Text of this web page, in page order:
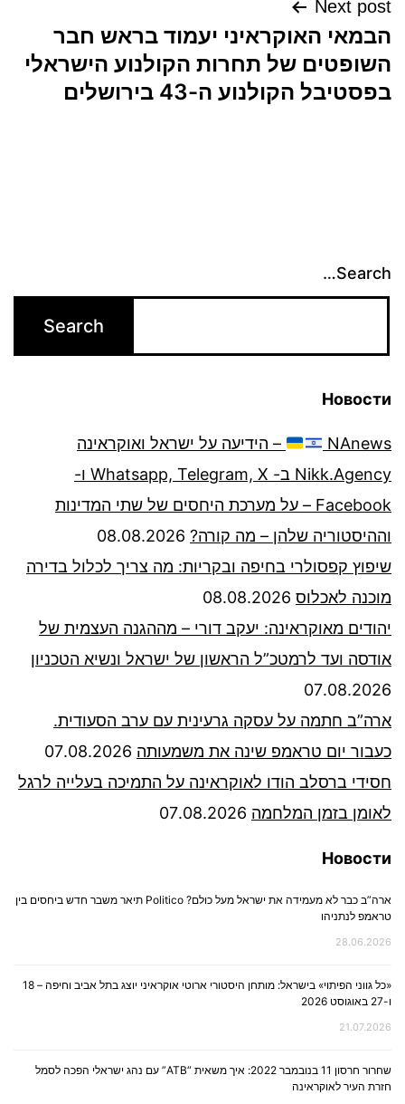
Next post
הבמאי האוקראיני יעמוד בראש חבר
השופטים של תחרות הקולנוע הישראלי
בפסטיבל הקולנוע ה-43 בירושלים
Search…
Новости
NAnews
– הידיעה על ישראל ואוקראינה
Nikk.Agency ב- Whatsapp, Telegram, X ו-
Facebook – על מערכת היחסים של שתי המדינות
וההיסטוריה שלהן – מה קורה? 08.08.2026
שיפוץ קפסולרי בחיפה ובקריות: מה צריך לכלול בדירה
מוכנה לאכלוס 08.08.2026
יהודים מאוקראינה: יעקב דורי – מההגנה העצמית של
אודסה ועד לרמטכ”ל הראשון של ישראל ונשיא הטכניון
07.08.2026
ארה”ב חתמה על עסקה גרעינית עם ערב הסעודית.
כעבור יום טראמפ שינה את משמעותה 07.08.2026
חסידי ברסלב הודו לאוקראינה על התמיכה בעלייה לרגל
לאומן בזמן המלחמה 07.08.2026
Новости
ארה”ב כבר לא מעמידה את ישראל מעל כולם? Politico תיאר משבר חדש ביחסים בין
טראמפ לנתניהו
28.06.2026
«כל גווני הפיתוי» בישראל: מותחן היסטורי ארוטי אוקראיני יוצג בתל אביב וחיפה – 18
ו-27 באוגוסט 2026
21.07.2026
שחרור חרסון 11 בנובמבר 2022: איך משאית “ATB” עם נהג ישראלי הפכה לסמל
חזרת העיר לאוקראינה